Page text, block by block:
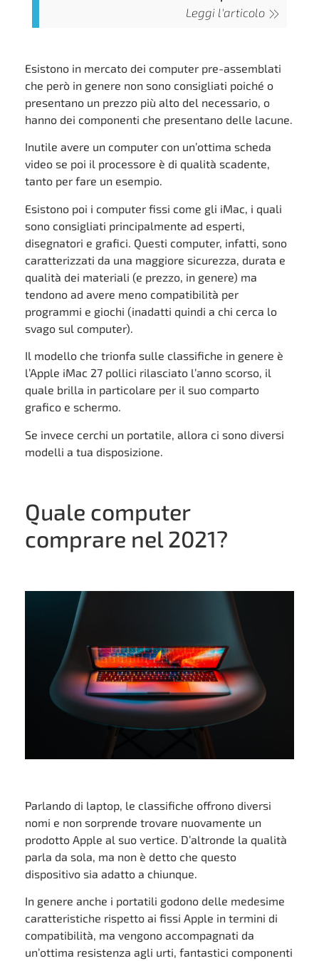
Leggi l'articolo
Esistono in mercato dei computer pre-assemblati
che però in genere non sono consigliati poiché o
presentano un prezzo più alto del necessario, o
hanno dei componenti che presentano delle lacune.
Inutile avere un computer con un’ottima scheda
video se poi il processore è di qualità scadente,
tanto per fare un esempio.
Esistono poi i computer fissi come gli iMac, i quali
sono consigliati principalmente ad esperti,
disegnatori e grafici. Questi computer, infatti, sono
caratterizzati da una maggiore sicurezza, durata e
qualità dei materiali (e prezzo, in genere) ma
tendono ad avere meno compatibilità per
programmi e giochi (inadatti quindi a chi cerca lo
svago sul computer).
Il modello che trionfa sulle classifiche in genere è
l’Apple iMac 27 pollici rilasciato l’anno scorso, il
quale brilla in particolare per il suo comparto
grafico e schermo.
Se invece cerchi un portatile, allora ci sono diversi
modelli a tua disposizione.
Quale computer
comprare nel 2021?
Parlando di laptop, le classifiche offrono diversi
nomi e non sorprende trovare nuovamente un
prodotto Apple al suo vertice. D’altronde la qualità
parla da sola, ma non è detto che questo
dispositivo sia adatto a chiunque.
In genere anche i portatili godono delle medesime
caratteristiche rispetto ai fissi Apple in termini di
compatibilità, ma vengono accompagnati da
un’ottima resistenza agli urti, fantastici componenti